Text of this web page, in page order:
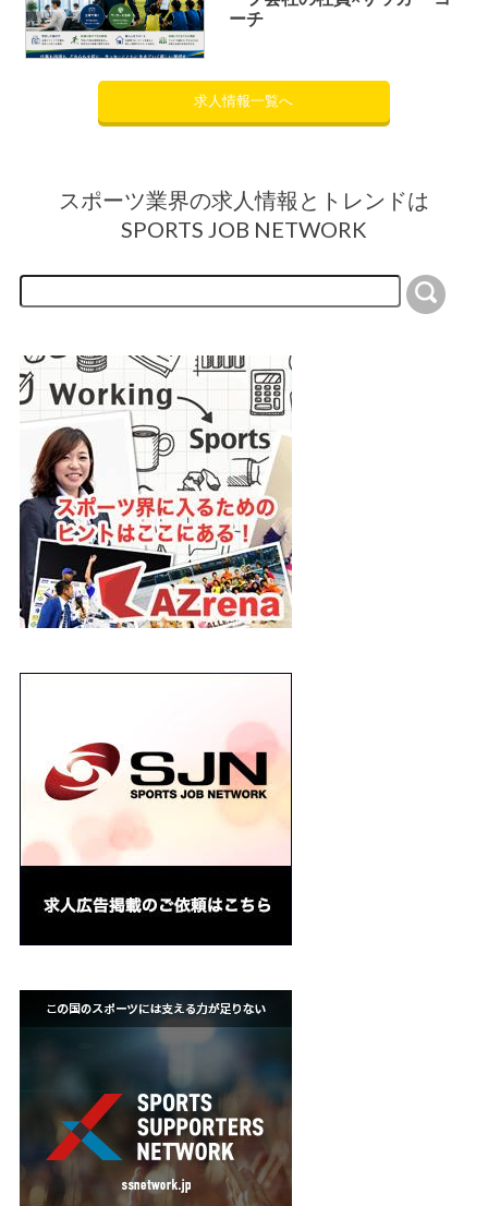
ーチ
求人情報一覧へ
スポーツ業界の求人情報とトレンドは
SPORTS JOB NETWORK